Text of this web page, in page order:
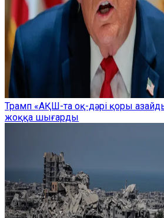
Трамп «АҚШ-та оқ-дәрі қоры
жоққа шығарды